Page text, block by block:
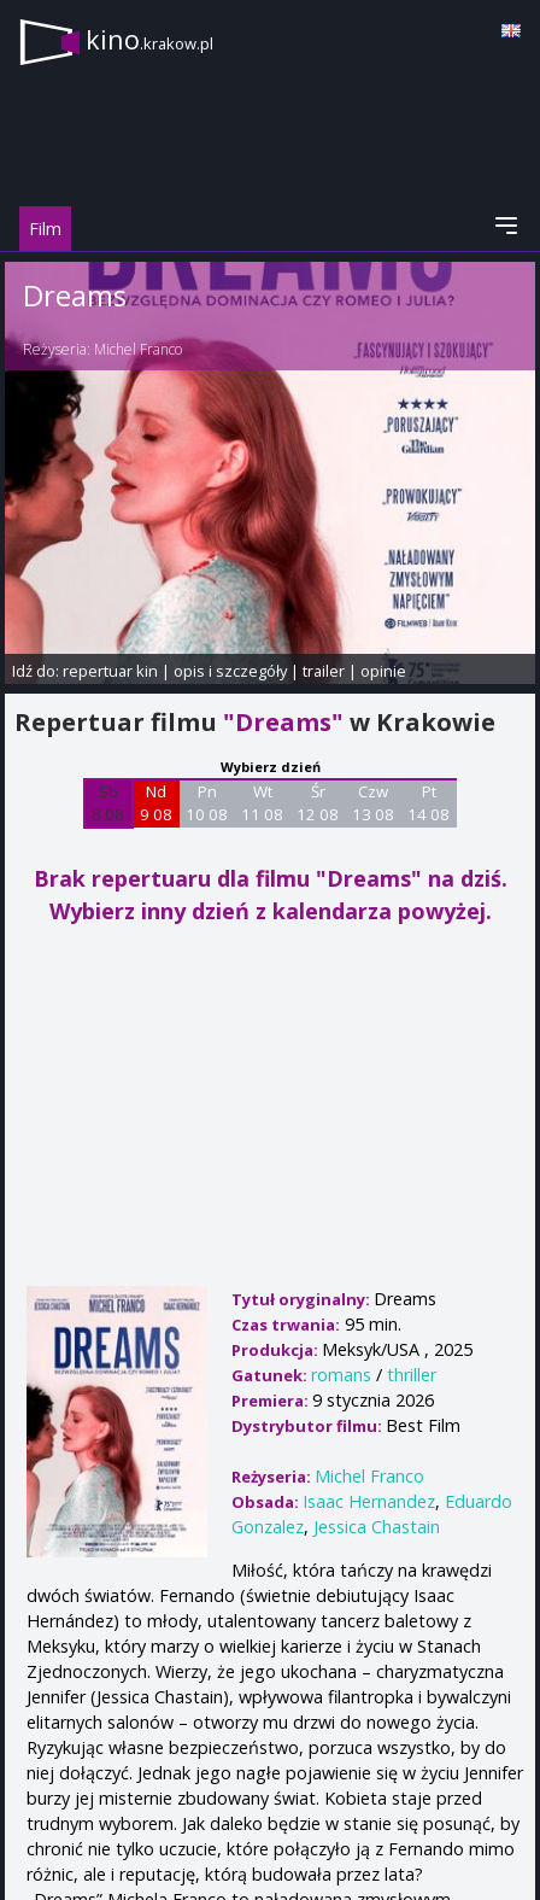
kino.krakow.pl
Film
Dreams
Reżyseria: Michel Franco
Idź do:repertuar kin | opis i szczegóły|trailer | opinie
Repertuar filmu "Dreams" w Krakowie
Wybierz dzień
Sb
8 08
Nd
9 08
Pn
10 08
Wt
11 08
Śr
12 08
Czw
13 08
Pt
14 08
Brak repertuaru dla filmu "Dreams" na dziś.
Wybierz inny dzień z kalendarza powyżej.
Tytuł oryginalny: Dreams
Czas trwania: 95 min.
Produkcja: Meksyk/USA , 2025
Gatunek: romans / thriller
Premiera: 9 stycznia 2026
Dystrybutor filmu: Best Film
Reżyseria: Michel Franco
Obsada: Isaac Hernandez, Eduardo
Gonzalez, Jessica Chastain
Miłość, która tańczy na krawędzi
dwóch światów. Fernando (świetnie debiutujący Isaac
Hernández) to młody, utalentowany tancerz baletowy z
Meksyku, który marzy o wielkiej karierze i życiu w Stanach
Zjednoczonych. Wierzy, że jego ukochana – charyzmatyczna
Jennifer (Jessica Chastain), wpływowa filantropka i bywalczyni
elitarnych salonów – otworzy mu drzwi do nowego życia.
Ryzykując własne bezpieczeństwo, porzuca wszystko, by do
niej dołączyć. Jednak jego nagłe pojawienie się w życiu Jennifer
burzy jej misternie zbudowany świat. Kobieta staje przed
trudnym wyborem. Jak daleko będzie w stanie się posunąć, by
chronić nie tylko uczucie, które połączyło ją z Fernando mimo
różnic, ale i reputację, którą budowała przez lata?